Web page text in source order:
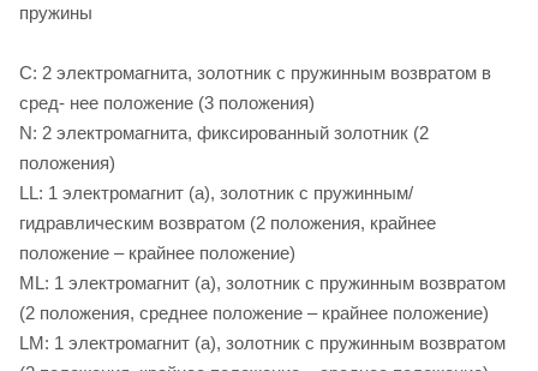
пружины
C: 2 электромагнита, золотник с пружинным возвратом в
сред- нее положение (3 положения)
N: 2 электромагнита, фиксированный золотник (2
положения)
LL: 1 электромагнит (a), золотник с пружинным/
гидравлическим возвратом (2 положения, крайнее
положение – крайнее положение)
ML: 1 электромагнит (a), золотник с пружинным возвратом
(2 положения, среднее положение – крайнее положение)
LM: 1 электромагнит (a), золотник с пружинным возвратом